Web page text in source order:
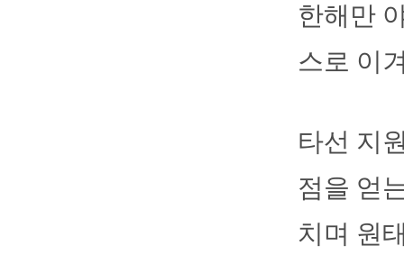
한해만
스로 이
타선 지
점을 얻
치며 원